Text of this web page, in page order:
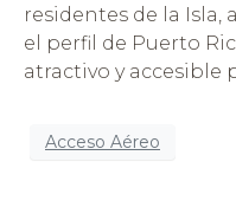
residentes de la
el perfil de Puerto
atractivo y accesible
Acceso Aéreo